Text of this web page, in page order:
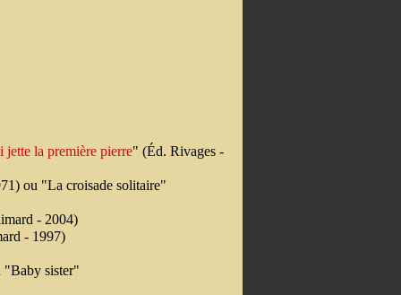
jette la première pierre" (Éd. Rivages -
ou "La croisade solitaire"
- 2004)
- 1997)
sister"